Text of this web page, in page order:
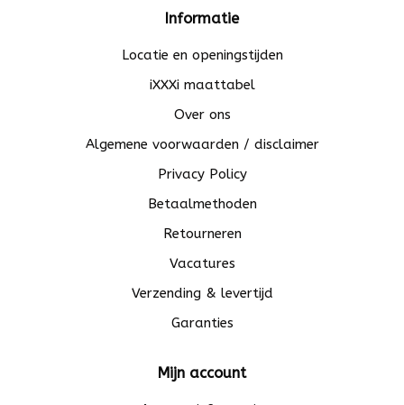
Informatie
Locatie en openingstijden
iXXXi maattabel
Over ons
Algemene voorwaarden / disclaimer
Privacy Policy
Betaalmethoden
Retourneren
Vacatures
Verzending & levertijd
Garanties
Mijn account